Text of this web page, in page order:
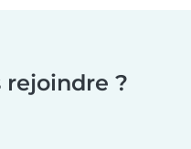
rejoindre ?